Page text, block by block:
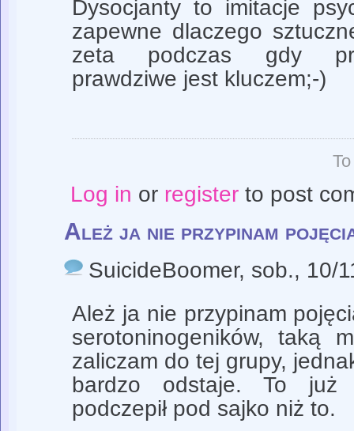
Dysocjanty to imitacje
zapewne dlaczego
zeta podczas gdy
prawdziwe jest kluczem;-)
Log in or registerto post
Ależ ja nie przypinam
SuicideBoomer, sob., 10/
Ależ ja nie przypinam
serotoninogeników, taką
zaliczam do tej grupy,
bardzo odstaje. To już
podczepił pod sajko niż to.